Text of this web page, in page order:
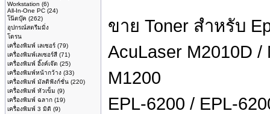
Workstation (6)
All-In-One PC (24)
โน๊ตบุ๊ค (262)
อุปกรณ์สตรีมมิ่ง
โดรน
เครื่องพิมพ์ เลเซอร์ (79)
เครื่องพิมพ์เลเซอร์สี (71)
เครื่องพิมพ์ อิ๊งค์เจ๊ต (25)
เครื่องพิมพ์หน้ากว้าง (33)
เครื่องพิมพ์ มัลติฟังก์ชั่น (220)
เครื่องพิมพ์ หัวเข็ม (9)
เครื่องพิมพ์ ฉลาก (19)
เครื่องพิมพ์ 3 มิติ (9)
ขาย Toner สำหรับ
AcuLaser M2010D /
M1200
EPL-6200 / EPL-